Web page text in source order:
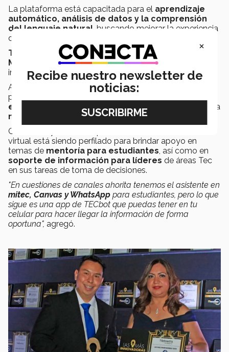
La plataforma está capacitada para el aprendizaje
automático, análisis de datos y la comprensión
del lenguaje natural , buscando mejorar la experiencia
de los usuarios.
TECbot
fue desarrollado en la plataforma de
Microsoft Azurey se conecta a los servicios de
información institucional del Tec.
Actualmente el asistente virtual atiende a diferentes
públicos del Tec como
estudiantes y padres de familiadesde la plataforma
mitec
Carmen Reyes añadió que actualmente este asistente
virtual está siendo perfilado para brindar apoyo en
temas de mentoría para estudiantes, así como en
soporte de información para líderes de áreas Tec
en sus tareas de toma de decisiones.
"En cuestiones de canales ahorita tenemos el asistente en
mitec, Canvas y WhatsApp para estudiantes, pero lo que
sigue es una app de TECbot que puedas tener en tu
celular para hacer llegar la información de forma
oportuna", agregó.
×
Recibe nuestro newsletter de
noticias: